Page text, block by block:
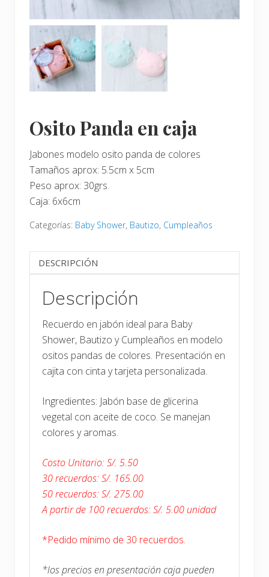
Osito Panda en caja
Jabones modelo osito panda de colores
Tamaños aprox: 5.5cm x 5cm
Peso aprox: 30grs.
Caja: 6x6cm
Categorías: Baby Shower, Bautizo, Cumpleaños
DESCRIPCIÓN
Descripción
Recuerdo en jabón ideal para Baby
Shower, Bautizo y Cumpleaños en modelo
ositos pandas de colores. Presentación en
cajita con cinta y tarjeta personalizada.
Ingredientes: Jabón base de glicerina
vegetal con aceite de coco. Se manejan
colores y aromas.
Costo Unitario: S/. 5.50
30 recuerdos: S/. 165.00
50 recuerdos: S/. 275.00
A partir de 100 recuerdos: S/. 5.00 unidad
*Pedido mínimo de 30 recuerdos.
*los precios en presentación caja pueden